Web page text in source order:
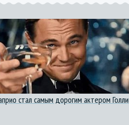
стал самым дорогим актером